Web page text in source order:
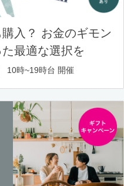
入？ お金のギモン
最適な選択を
10時~19時台 開催